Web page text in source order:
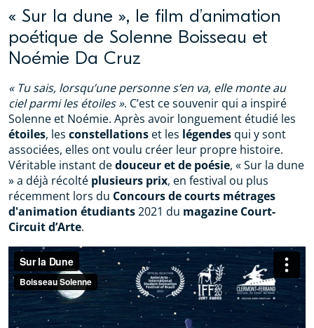
« Sur la dune », le film d’animation
poétique de Solenne Boisseau et
Noémie Da Cruz
« Tu sais, lorsqu’une personne s’en va, elle monte au
ciel parmi les étoiles ». C’est ce souvenir qui a inspiré
Solenne et Noémie. Après avoir longuement étudié les
étoiles, les constellations et les légendes qui y sont
associées, elles ont voulu créer leur propre histoire.
Véritable instant dedouceur et de poésie, « Sur la dune
» a déjà récolté plusieurs prix, en festival ou plus
récemment lors du Concours de courts métrages
d'animation étudiants2021 du magazine Court-
Circuit d’Arte.